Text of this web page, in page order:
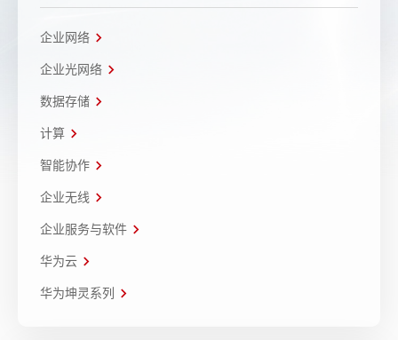
企业网络
企业光网络
数据存储
计算
智能协作
企业无线
企业服务与软件
华为云
华为坤灵系列